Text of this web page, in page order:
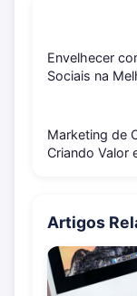
Envelhecer
Sociais na
Marketing de
Criando Valor
Artigos